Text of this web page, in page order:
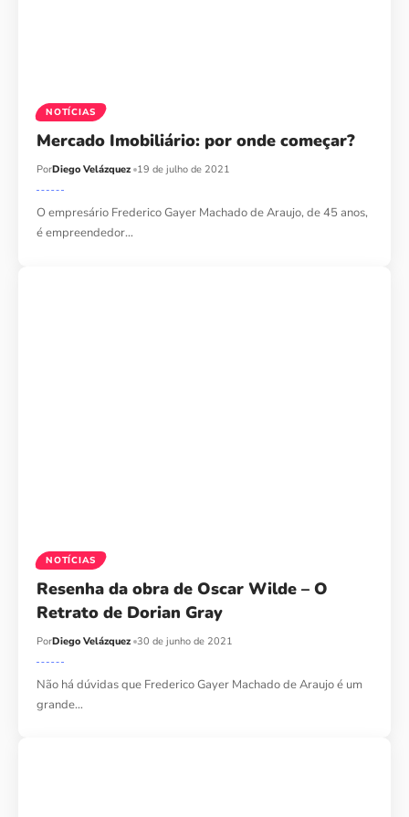
NOTÍCIAS
Mercado Imobiliário: por onde começar?
PorDiego Velázquez 19 de julho de 2021
O empresário Frederico Gayer Machado de Araujo, de 45 anos,
é empreendedor…
NOTÍCIAS
Resenha da obra de Oscar Wilde – O
Retrato de Dorian Gray
PorDiego Velázquez 30 de junho de 2021
Não há dúvidas que Frederico Gayer Machado de Araujo é um
grande…